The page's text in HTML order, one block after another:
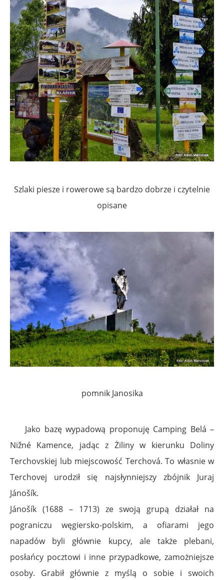
Szlaki piesze i rowerowe są bardzo dobrze i czytelnie
opisane
pomnik Janosika
Jako bazę wypadową proponuję Camping Belá –
Nižné Kamence, jadąc z Żiliny w kierunku Doliny
Terchovskiej lub miejscowość Terchová. To własnie w
Terchovej urodził się najsłynniejszy zbójnik Juraj
Jánošík.
Jánošík (1688 – 1713) ze swoją grupą działał na
pograniczu węgiersko-polskim, a ofiarami jego
napadów byli głównie kupcy, ale także plebani,
posłańcy pocztowi i inne przypadkowe, zamożniejsze
osoby. Grabił głównie z myślą o sobie i swoich